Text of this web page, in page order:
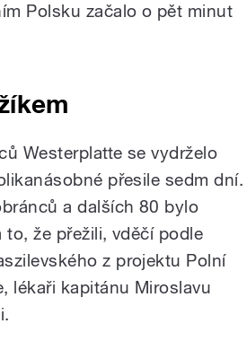
Polsku začalo o pět minut
Westerplatte se vydrželo
přesile sedm dní.
a dalších 80 bylo
to, že přežili, vděčí podle
z projektu Polní
lékaři kapitánu Miroslavu